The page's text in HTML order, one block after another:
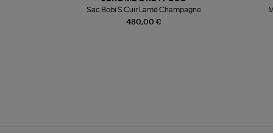
480,00 €
Sac Bobi S Cuir Lamé Champagne